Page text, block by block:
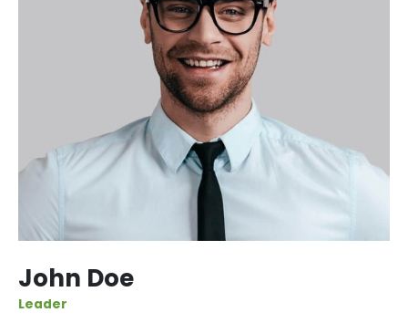
John Doe
Leader